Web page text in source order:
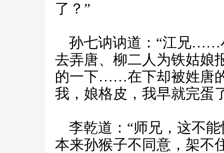
了？”
孙七讷讷道：“江兄……
去弄唐、柳二人为铁姑
的一下……在下却被姓唐
我，娘格皮，我早就完蛋
李乾道：“师兄，这不
本来孙猴子不同意，架